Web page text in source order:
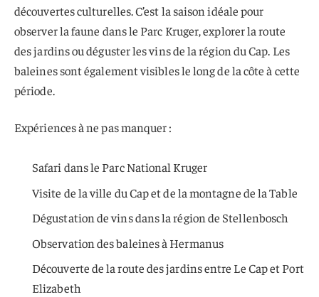
découvertes culturelles. C’est la saison idéale pour
observer la faune dans le Parc Kruger, explorer la route
des jardins ou déguster les vins de la région du Cap. Les
baleines sont également visibles le long de la côte à cette
période.
Expériences à ne pas manquer :
Safari dans le Parc National Kruger
Visite de la ville du Cap et de la montagne de la Table
Dégustation de vins dans la région de Stellenbosch
Observation des baleines à Hermanus
Découverte de la route des jardins entre Le Cap et Port
Elizabeth